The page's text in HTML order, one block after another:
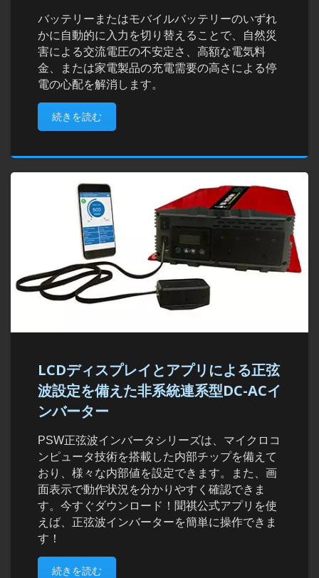
バッテリーまたはモバイルバッテリーのいずれ
かに自動的に入力を切り替えることで、自然災
害による交流電圧の不安定さ、高額な電気料
金、または家電製品の充電需要の高さによる停
電の心配を解消します。
続きを読む
LCDディスプレイとアプリによる正弦
波設定を備えた非系統連系型DC-ACイ
ンバーター
PSW正弦波インバータシリーズは、マイクロコ
ンピュータ技術を搭載した内部チップを備えて
おり、様々な内部値を設定できます。また、画
面表示で動作状況を分かりやすく確認できま
す。今すぐダウンロード！聞祺公式アプリを使
えば、正弦波インバーターを簡単に操作できま
す！
続きを読む